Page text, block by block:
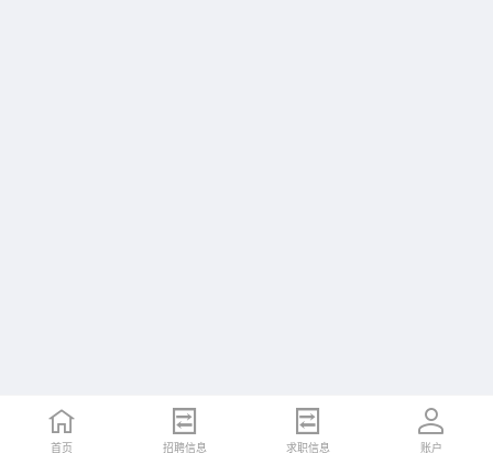
首页 招聘信息 求职信息 账户